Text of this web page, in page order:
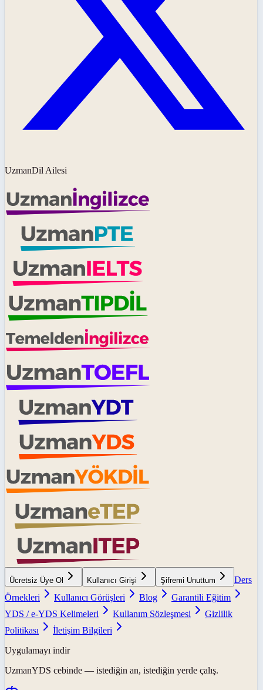
UzmanDil Ailesi
Ücretsiz Üye Ol Kullanıcı Girişi Şifremi Unuttum
Ders
Örnekleri
Kullanıcı Görüşleri Blog
Garantili Eğitim
YDS / e-YDS Kelimeleri
Kullanım Sözleşmesi
Gizlilik
Politikası
İletişim Bilgileri
Uygulamayı indir
UzmanYDS cebinde — istediğin an, istediğin yerde çalış.